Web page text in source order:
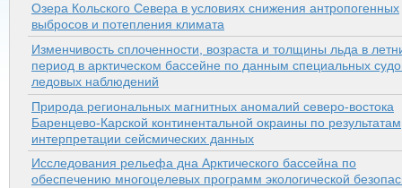
Озера Кольского Севера в условиях снижения антропогенных
выбросов и потепления климата
Изменчивость сплоченности, возраста и толщины льда в
период в арк­тическом бассейне по данным специальных
ледовых наблюдений
Природа региональных магнитных аномалий северо-востока
Баренцево-Карской континентальной окраины по результатам
интерпретации сейсмических данных
Исследования рельефа дна Арктического бассейна по
обеспечению многоцелевых программ экологической